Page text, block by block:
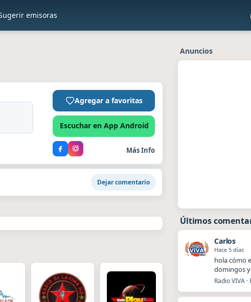
emisoras
Agregar a favoritas
Escuchar en App Android
Más Info
Dejar comentario
Anuncios
Últimos
Carlos
Hace 5 días
hola cómo
domingos
Radio VIVA